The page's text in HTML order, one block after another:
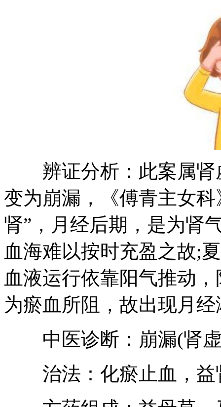
辨证分析：此案属肾
变为崩漏，《傅青主女
肾”，月经后期，是为肾
血海难以按时充盈之故;
血液运行依靠阳气推动
为瘀血所阻，故出现月
中医诊断：崩漏(肾虚
治法：化瘀止血，益